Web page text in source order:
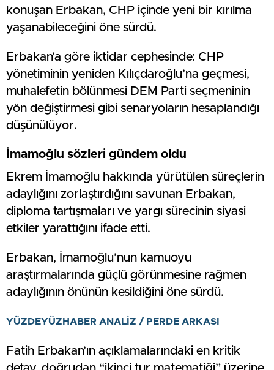
konuşan Erbakan, CHP içinde yeni bir kırılma
yaşanabileceğini öne sürdü.
Erbakan’a göre iktidar cephesinde: CHP
yönetiminin yeniden Kılıçdaroğlu’na geçmesi,
muhalefetin bölünmesi DEM Parti seçmeninin
yön değiştirmesi gibi senaryoların hesaplandığı
düşünülüyor.
İmamoğlu sözleri gündem oldu
Ekrem İmamoğlu hakkında yürütülen süreçlerin
adaylığını zorlaştırdığını savunan Erbakan,
diploma tartışmaları ve yargı sürecinin siyasi
etkiler yarattığını ifade etti.
Erbakan, İmamoğlu’nun kamuoyu
araştırmalarında güçlü görünmesine rağmen
adaylığının önünün kesildiğini öne sürdü.
YÜZDEYÜZHABER ANALİZ / PERDE ARKASI
Fatih Erbakan’ın açıklamalarındaki en kritik